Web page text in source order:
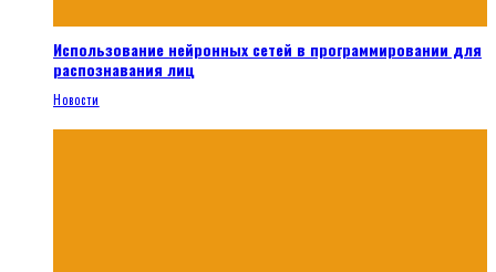
Использование нейронных сетей в программировании для
распознавания лиц
Новости